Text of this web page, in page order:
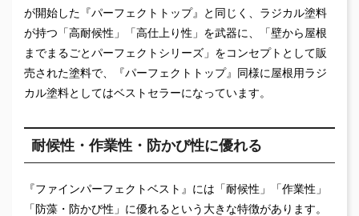
が開始した『パーフェクトトップ』と同じく、ラジカル塗料
が持つ「高耐候性」「高仕上り性」を武器に、「壁から屋根
までまるごとパーフェクトシリーズ」をコンセプトとして販
売された塗料で、『パーフェクトトップ』同様に屋根用ラジ
カル塗料としてはベストセラーになっています。
耐候性・作業性・防かび性に優れる
『ファインパーフェクトベスト』には「耐候性」「作業性」
「防藻・防かび性」に優れるという大きな特徴があります。